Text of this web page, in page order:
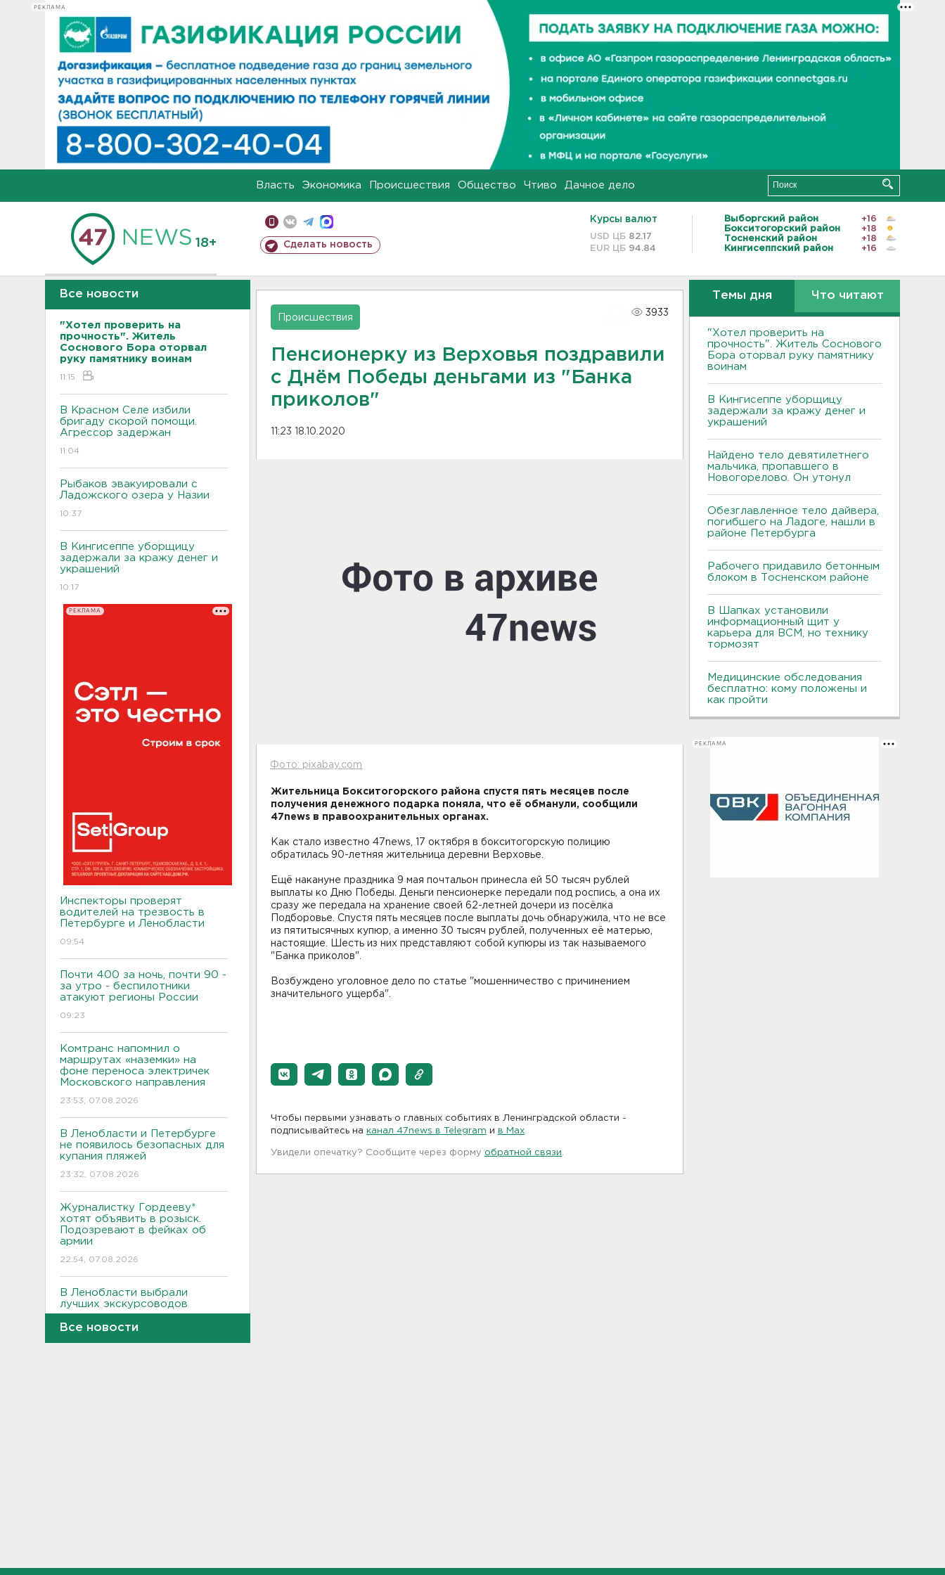
РЕКЛАМА
Власть Экономика Происшествия Общество Чтиво Дачное дело
18+ Сделать новость
Курсы валют
USD ЦБ 82.17
EUR ЦБ 94.84
Выборгский район
+16
Бокситогорский район
+18
Тосненский район
+18
Кингисеппский район
+16
Все новости
"Хотел проверить на
прочность". Житель
Соснового Бора оторвал
руку памятнику воинам
11:15
В Красном Селе избили
бригаду скорой помощи.
Агрессор задержан
11:04
Рыбаков эвакуировали с
Ладожского озера у Назии
10:37
В Кингисеппе уборщицу
задержали за кражу денег и
украшений
10:17
РЕКЛАМА
Инспекторы проверят
водителей на трезвость в
Петербурге и Ленобласти
09:54
Почти 400 за ночь, почти 90 -
за утро - беспилотники
атакуют регионы России
09:23
Комтранс напомнил о
маршрутах «наземки» на
фоне переноса электричек
Московского направления
23:53, 07.08.2026
В Ленобласти и Петербурге
не появилось безопасных для
купания пляжей
23:32, 07.08.2026
Журналистку Гордееву*
хотят объявить в розыск.
Подозревают в фейках об
армии
22:54, 07.08.2026
В Ленобласти выбрали
лучших экскурсоводов
22:33, 07.08.2026
Все новости
Происшествия
3933
Пенсионерку из Верховья поздравили
с Днём Победы деньгами из "Банка
приколов"
11:23 18.10.2020
Фото: pixabay.com
Жительница Бокситогорского района спустя пять месяцев после
получения денежного подарка поняла, что её обманули, сообщили
47news в правоохранительных органах.
Как стало известно 47news, 17 октября в бокситогорскую полицию
обратилась 90-летняя жительница деревни Верховье.
Ещё накануне праздника 9 мая почтальон принесла ей 50 тысяч рублей
выплаты ко Дню Победы. Деньги пенсионерке передали под роспись, а она их
сразу же передала на хранение своей 62-летней дочери из посёлка
Подборовье. Спустя пять месяцев после выплаты дочь обнаружила, что не все
из пятитысячных купюр, а именно 30 тысяч рублей, полученных её матерью,
настоящие. Шесть из них представляют собой купюры из так называемого
"Банка приколов".
Возбуждено уголовное дело по статье "мошенничество с причинением
значительного ущерба".
Чтобы первыми узнавать о главных событиях в Ленинградской области -
подписывайтесь на канал 47news в Telegram и в Maх
Увидели опечатку? Сообщите через форму обратной связи
Темы дня Что читают
"Хотел проверить на
прочность". Житель Соснового
Бора оторвал руку памятнику
воинам
В Кингисеппе уборщицу
задержали за кражу денег и
украшений
Найдено тело девятилетнего
мальчика, пропавшего в
Новогорелово. Он утонул
Обезглавленное тело дайвера,
погибшего на Ладоге, нашли в
районе Петербурга
Рабочего придавило бетонным
блоком в Тосненском районе
В Шапках установили
информационный щит у
карьера для ВСМ, но технику
тормозят
Медицинские обследования
бесплатно: кому положены и
как пройти
РЕКЛАМА